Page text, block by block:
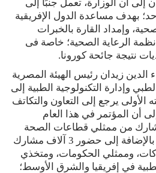
إلى أن الوزارة، تعمل جنبًا إلى
بهدف مساعدة الدول الإفريقية
وإمداد القارة بالخبرات
أنظمة الرعاية الصحية؛ خاصة فى
نتيجة جائحة كورونا.
الدين زيدان رئيس الهيئة المصرية
وإدارة التكنولوجية الطبية إلى
يرجع إلى التعاون والتكاتف
أن المؤتمر في هذا العام
زائر ومشارك من ممثلي قطاعات الصحة
في 100 دولة حول العالم، بالإضافة إلى حضور 3 آلاف مشارك
وممثلي الحكومات، ومتخذي
في إفريقيا والشرق الأوسط؛